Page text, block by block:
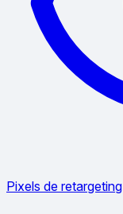
Pixels de retargeting